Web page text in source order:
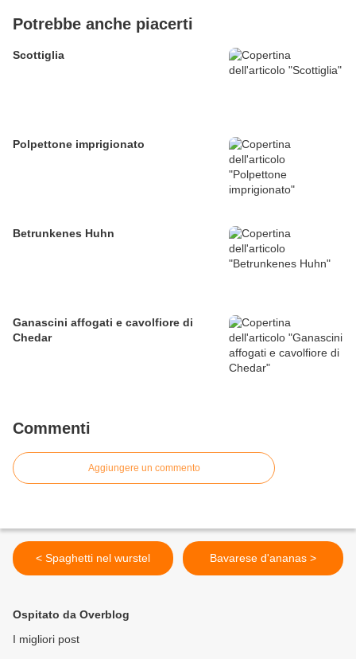
Potrebbe anche piacerti
Scottiglia
Polpettone imprigionato
Betrunkenes Huhn
Ganascini affogati e cavolfiore di
Chedar
Commenti
Aggiungere un commento
< Spaghetti nel wurstel Bavarese d'ananas >
Ospitato da Overblog
I migliori post